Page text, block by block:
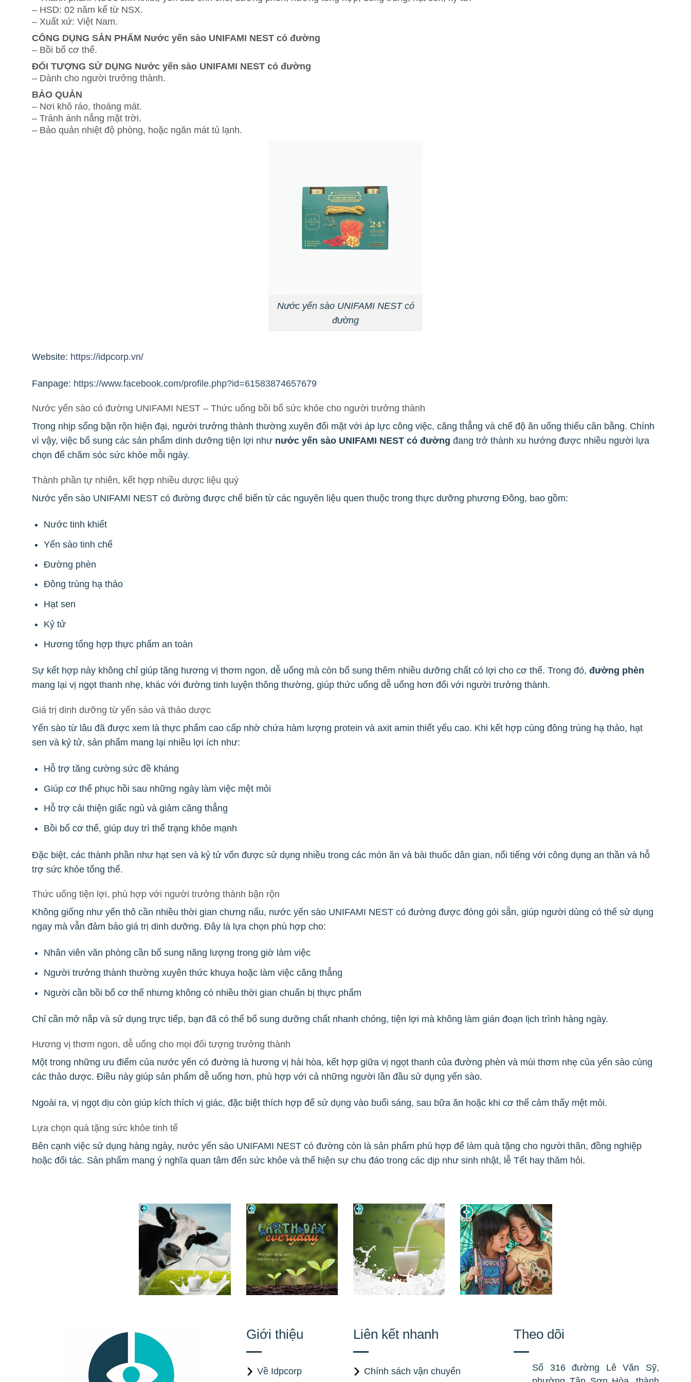
– HSD: 02 năm kể từ NSX.
– Xuất xứ: Việt Nam.
CÔNG DỤNG SẢN PHẨM Nước yến sào UNIFAMI NEST có đường
– Bồi bổ cơ thể.
ĐỐI TƯỢNG SỬ DỤNG Nước yến sào UNIFAMI NEST có đường
– Dành cho người trưởng thành.
BẢO QUẢN
– Nơi khô ráo, thoáng mát.
– Tránh ánh nắng mặt trời.
– Bảo quản nhiệt độ phòng, hoặc ngăn mát tủ lạnh.
Nước yến sào UNIFAMI NEST có
đường
Website: https://idpcorp.vn/
Fanpage: https://www.facebook.com/profile.php?id=61583874657679
Nước yến sào có đường UNIFAMI NEST – Thức uống bồi bổ sức khỏe cho người trưởng thành
Trong nhịp sống bận rộn hiện đại, người trưởng thành thường xuyên đối mặt với áp lực công việc, căng thẳng và chế độ ăn uống thiếu cân bằng. Chính
vì vậy, việc bổ sung các sản phẩm dinh dưỡng tiện lợi như nước yến sào UNIFAMI NEST có đường đang trở thành xu hướng được nhiều người lựa
chọn để chăm sóc sức khỏe mỗi ngày.
Thành phần tự nhiên, kết hợp nhiều dược liệu quý
Nước yến sào UNIFAMI NEST có đường được chế biến từ các nguyên liệu quen thuộc trong thực dưỡng phương Đông, bao gồm:
Nước tinh khiết
Yến sào tinh chế
Đường phèn
Đông trùng hạ thảo
Hạt sen
Kỷ tử
Hương tổng hợp thực phẩm an toàn
Sự kết hợp này không chỉ giúp tăng hương vị thơm ngon, dễ uống mà còn bổ sung thêm nhiều dưỡng chất có lợi cho cơ thể. Trong đó, đường phèn
mang lại vị ngọt thanh nhẹ, khác với đường tinh luyện thông thường, giúp thức uống dễ uống hơn đối với người trưởng thành.
Giá trị dinh dưỡng từ yến sào và thảo dược
Yến sào từ lâu đã được xem là thực phẩm cao cấp nhờ chứa hàm lượng protein và axit amin thiết yếu cao. Khi kết hợp cùng đông trùng hạ thảo, hạt
sen và kỷ tử, sản phẩm mang lại nhiều lợi ích như:
Hỗ trợ tăng cường sức đề kháng
Giúp cơ thể phục hồi sau những ngày làm việc mệt mỏi
Hỗ trợ cải thiện giấc ngủ và giảm căng thẳng
Bồi bổ cơ thể, giúp duy trì thể trạng khỏe mạnh
Đặc biệt, các thành phần như hạt sen và kỷ tử vốn được sử dụng nhiều trong các món ăn và bài thuốc dân gian, nổi tiếng với công dụng an thần và hỗ
trợ sức khỏe tổng thể.
Thức uống tiện lợi, phù hợp với người trưởng thành bận rộn
Không giống như yến thô cần nhiều thời gian chưng nấu, nước yến sào UNIFAMI NEST có đường được đóng gói sẵn, giúp người dùng có thể sử dụng
ngay mà vẫn đảm bảo giá trị dinh dưỡng. Đây là lựa chọn phù hợp cho:
Nhân viên văn phòng cần bổ sung năng lượng trong giờ làm việc
Người trưởng thành thường xuyên thức khuya hoặc làm việc căng thẳng
Người cần bồi bổ cơ thể nhưng không có nhiều thời gian chuẩn bị thực phẩm
Chỉ cần mở nắp và sử dụng trực tiếp, bạn đã có thể bổ sung dưỡng chất nhanh chóng, tiện lợi mà không làm gián đoạn lịch trình hàng ngày.
Hương vị thơm ngon, dễ uống cho mọi đối tượng trưởng thành
Một trong những ưu điểm của nước yến có đường là hương vị hài hòa, kết hợp giữa vị ngọt thanh của đường phèn và mùi thơm nhẹ của yến sào cùng
các thảo dược. Điều này giúp sản phẩm dễ uống hơn, phù hợp với cả những người lần đầu sử dụng yến sào.
Ngoài ra, vị ngọt dịu còn giúp kích thích vị giác, đặc biệt thích hợp để sử dụng vào buổi sáng, sau bữa ăn hoặc khi cơ thể cảm thấy mệt mỏi.
Lựa chọn quà tặng sức khỏe tinh tế
Bên cạnh việc sử dụng hàng ngày, nước yến sào UNIFAMI NEST có đường còn là sản phẩm phù hợp để làm quà tặng cho người thân, đồng nghiệp
hoặc đối tác. Sản phẩm mang ý nghĩa quan tâm đến sức khỏe và thể hiện sự chu đáo trong các dịp như sinh nhật, lễ Tết hay thăm hỏi.
Giới thiệu
Về Idpcorp
Liên kết nhanh
Chính sách vận chuyển
Theo dõi
Số 316 đường Lê Văn Sỹ,